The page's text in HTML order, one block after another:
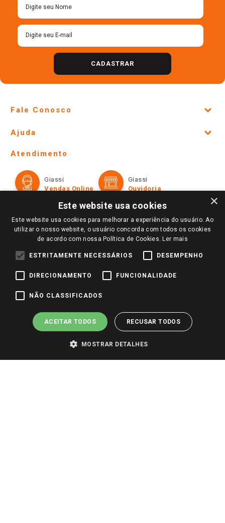
CADASTRAR
Fale Conosco
Lojas Físicas e Horários
Ofertas
Televendas
Perguntas frequentes
Trabalhe Conosco
Identidade Visual
Ajuda
Formas de Pagamento
Políticas de entrega
Trocas e Devoluções
Atendimento
Giassi
Vendas Online
Giassi
Ouvidoria
Redes Sociais
Pagamento e Segurança
×
Este website usa cookies
Este website usa cookies para melhorar a experiência do usuário. Ao
utilizar o nosso website, o usuário concorda com todos os cookies
de acordo com nossa Política de Cookies. Ler mais
ESTRITAMENTE NECESSÁRIOS DESEMPENHO
DIRECIONAMENTO FUNCIONALIDADE
NÃO CLASSIFICADOS
ACEITAR TODOS RECUSAR TODOS
MOSTRAR DETALHES